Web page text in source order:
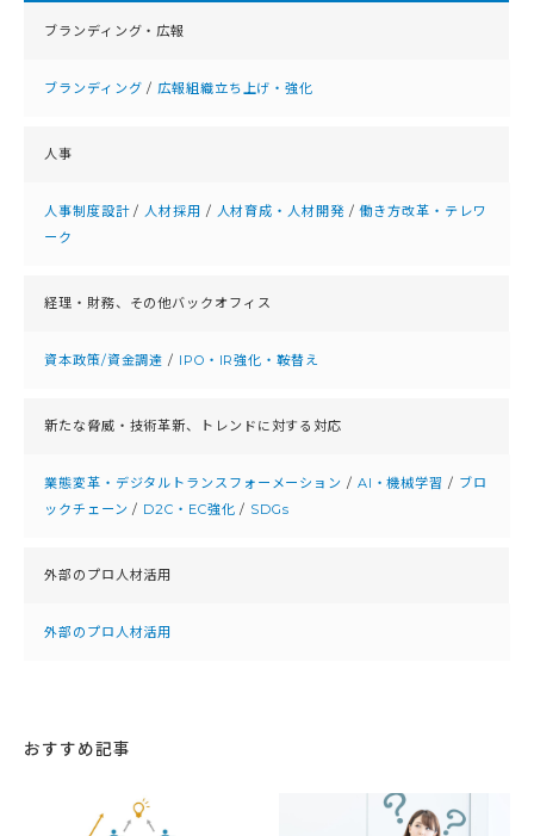
ブランディング・広報
ブランディング / 広報組織立ち上げ・強化
人事
人事制度設計/ 人材採用 / 人材育成・人材開発/働き方改革・テレワ
ーク
経理・財務、 その他バックオフィス
資本政策/資金調達 / IPO・IR強化・鞍替え
新たな脅威・技術革新、 トレンドに対する対応
業態変革・デジタルトランスフォーメーション / AI・機械学習 / ブロ
ックチェーン / D2C・EC強化 / SDGs
外部のプロ人材活用
外部のプロ人材活用
おすすめ記事